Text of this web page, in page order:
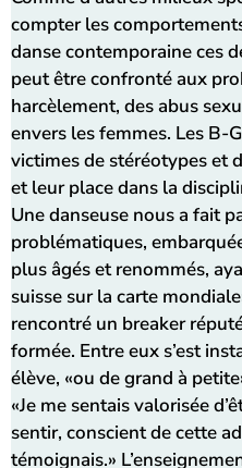
compter les
danse contemporaine ces
peut être confronté aux
harcèlement, des abus
envers les femmes. Les B-
victimes de stéréotypes et
et leur place dans la
Une danseuse nous a fait
problématiques,
plus âgés et renommés,
suisse sur la carte
rencontré un breaker
formée. Entre eux s’est
élève, «ou de grand à
«Je me sentais valorisée
sentir, conscient de cette
témoignais.»